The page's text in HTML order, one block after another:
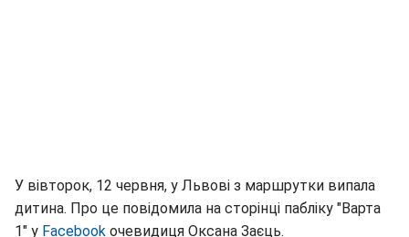
У вівторок, 12 червня, у Львові з маршрутки випала
дитина. Про це повідомила на сторінці пабліку "Варта
1" у Facebook очевидиця Оксана Заєць.